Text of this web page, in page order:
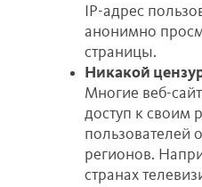
IP-адрес
анонимно
страницы.
Никакой
Многие веб-
доступ к своим
пользователей
регионов.
странах